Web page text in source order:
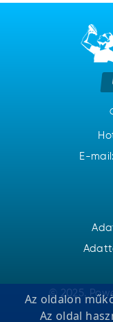
E-
© 2025.
Az oldalon
Az oldal